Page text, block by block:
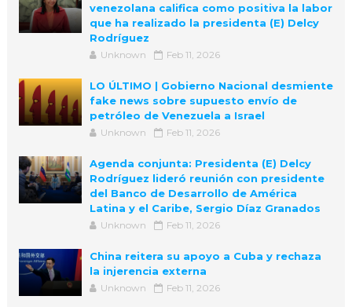
venezolana califica como positiva la labor
que ha realizado la presidenta (E) Delcy
Rodríguez
Unknown Feb 11, 2026
LO ÚLTIMO | Gobierno Nacional desmiente
fake news sobre supuesto envío de
petróleo de Venezuela a Israel
Unknown Feb 11, 2026
Agenda conjunta: Presidenta (E) Delcy
Rodríguez lideró reunión con presidente
del Banco de Desarrollo de América
Latina y el Caribe, Sergio Díaz Granados
Unknown Feb 11, 2026
China reitera su apoyo a Cuba y rechaza
la injerencia externa
Unknown Feb 11, 2026